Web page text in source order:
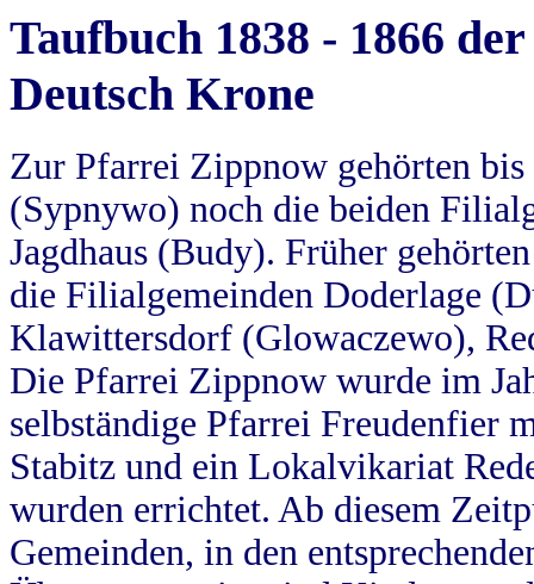
Taufbuch 1838 - 1866
Deutsch Krone
Zur Pfarrei Zippnow gehörten
(Sypnywo) noch die beiden
Jagdhaus (Budy). Früher
die Filialgemeinden Doderlage
Klawittersdorf (Glowaczewo),
Die Pfarrei Zippnow wurde im
selbständige Pfarrei Freudenfier
Stabitz und ein Lokalvikariat
wurden errichtet. Ab diesem
Gemeinden, in den